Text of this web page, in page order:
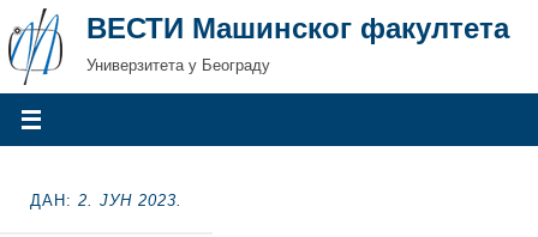
ВЕСТИ Машинског факултета
Универзитета у Београду
ДАН: 2. ЈУН 2023.